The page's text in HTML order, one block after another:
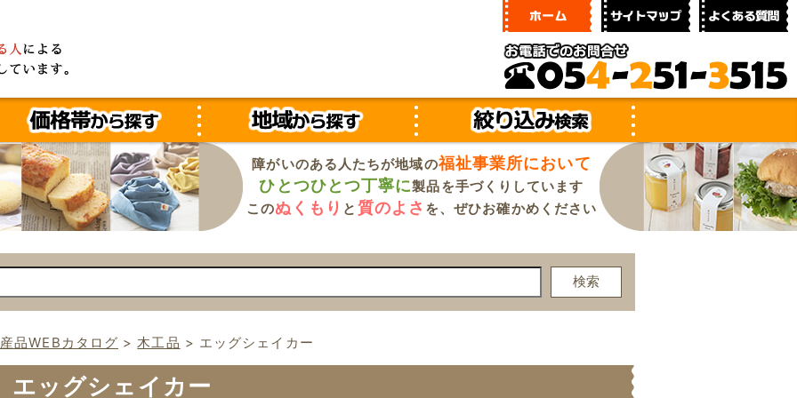
障がいのある人たちが地域の福祉事業所において
ひとつひとつ丁寧に製品を手づくりしています
このぬくもり と 質のよさ を、ぜひお確かめください
検索
品WEBカタログ >木工品 > エッグシェイカー
エッグシェイカー